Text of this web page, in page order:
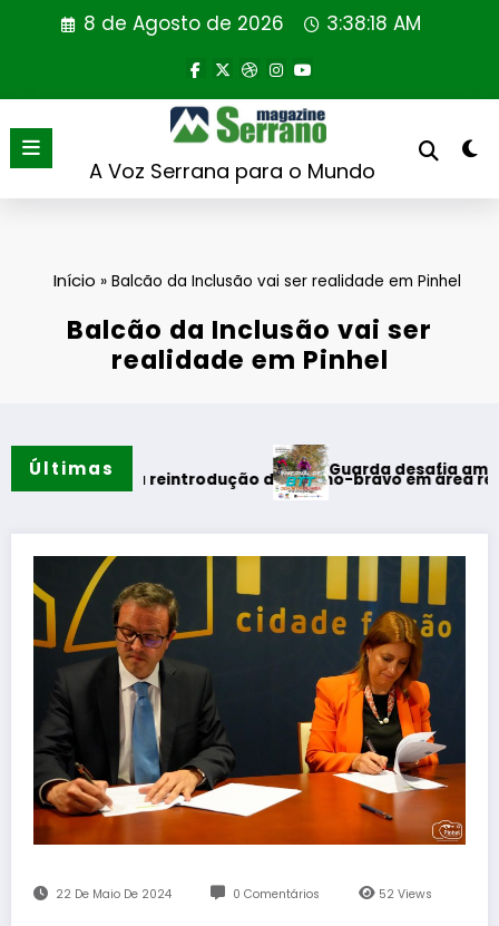
8 de Agosto de 2026 3:38:18 AM
A Voz Serrana para o Mundo
Início » Balcão da Inclusão vai ser realidade em Pinhel
Balcão da Inclusão vai ser
realidade em Pinhel
Últimas
reintrodução de coelho-bravo em área rewilding
Guarda desafia amantes do BTT
22 De Maio De 2024 0 Comentários 52Views